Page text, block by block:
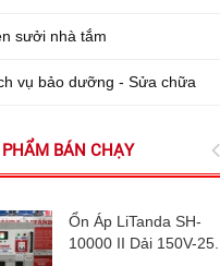
sưởi nhà tắm
vụ bảo dưỡng - Sửa chữa
BÁN CHẠY
Ổn Áp LiTanda SH-
10000 II Dải 150V-25...